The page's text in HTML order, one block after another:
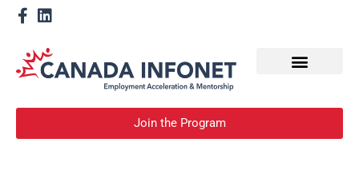
Join the Program